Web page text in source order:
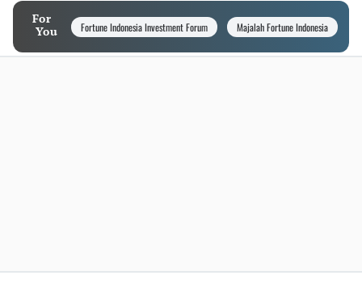
For
You
Fortune Indonesia Investment Forum Majalah Fortune Indonesia